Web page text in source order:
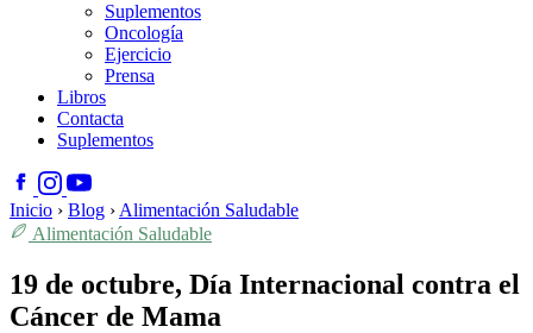
Suplementos
Oncología
Ejercicio
Prensa
Libros
Contacta
Suplementos
Inicio › Blog › Alimentación Saludable
Alimentación Saludable
19 de octubre, Día Internacional contra el
Cáncer de Mama